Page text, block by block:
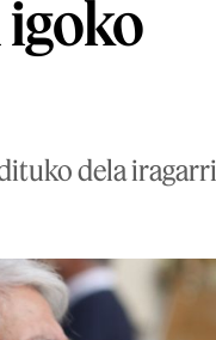
igoko
dela iragarri